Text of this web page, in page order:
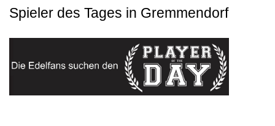
Spieler des Tages in Gremmendorf